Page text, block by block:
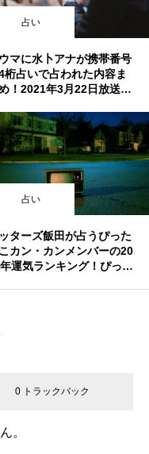
占い
マに水卜アナが携帯番号
桁占いで占われた内容ま
！2021年3月22日放送
占い
ターズ飯田が占うぴった
カン・カンメンバーの20
運気ランキング！ぴった
0 トラックバック
。